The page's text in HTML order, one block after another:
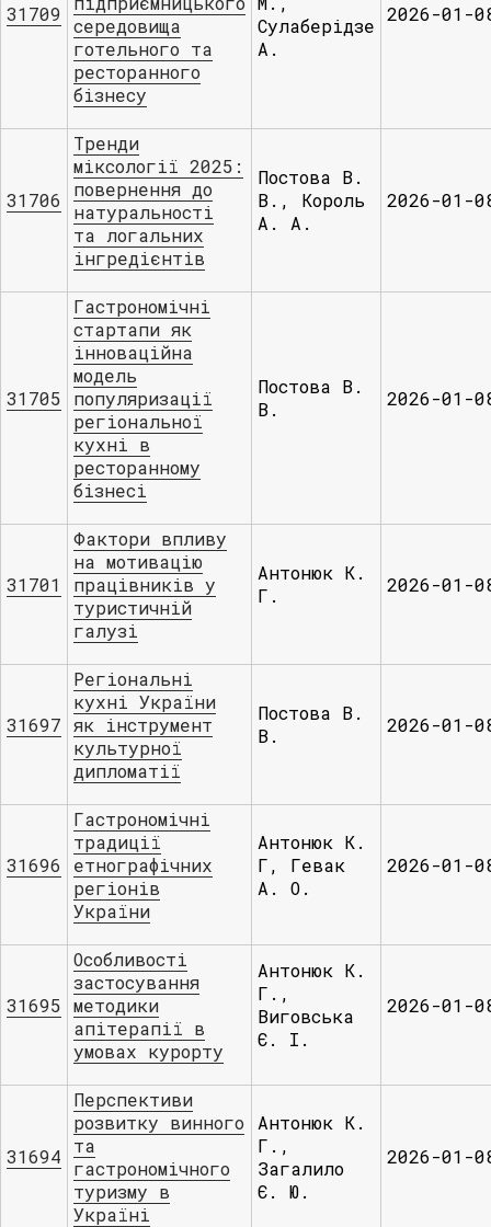
31709
середовища
готельного та
ресторанного
бізнесу
Сулаберідзе
А.
2026-01-
31706
Тренди
міксології 2025:
повернення до
натуральності
та логальних
інгредієнтів
Постова В.
В., Король
А. А.
2026-01-
31705
Гастрономічні
стартапи як
інноваційна
модель
популяризації
регіональної
кухні в
ресторанному
бізнесі
Постова В.
В.
2026-01-
31701
Фактори впливу
на мотивацію
працівників у
туристичній
галузі
Антонюк К.
Г.
2026-01-
31697
Регіональні
кухні України
як інструмент
культурної
дипломатії
Постова В.
В.
2026-01-
31696
Гастрономічні
традиції
етнографічних
регіонів
України
Антонюк К.
Г, Гевак
А. О.
2026-01-
31695
Особливості
застосування
методики
апітерапії в
умовах курорту
Антонюк К.
Г.,
Виговська
Є. І.
2026-01-
31694
Перспективи
розвитку винного
та
гастрономічного
туризму в
Україні
Антонюк К.
Г.,
Загалило
Є. Ю.
2026-01-